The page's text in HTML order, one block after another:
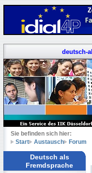
deutsch-
Sie befinden sich hier:
Start
Austausch Forum
Deutsch als
Fremdsprache